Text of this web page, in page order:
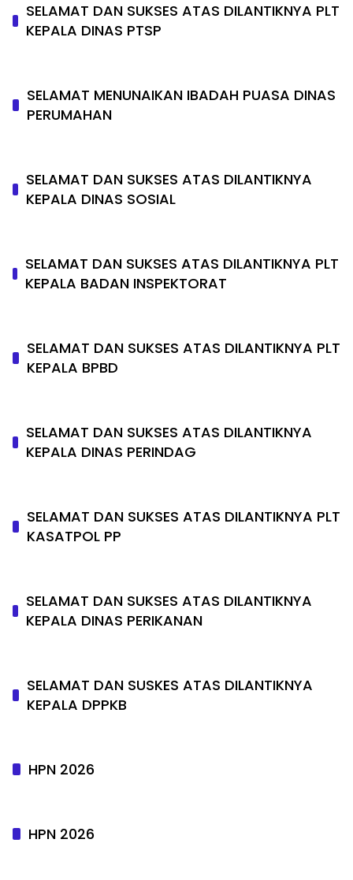
SELAMAT DAN SUKSES ATAS DILANTIKNYA PLT
KEPALA DINAS PTSP
SELAMAT MENUNAIKAN IBADAH PUASA DINAS
PERUMAHAN
SELAMAT DAN SUKSES ATAS DILANTIKNYA
KEPALA DINAS SOSIAL
SELAMAT DAN SUKSES ATAS DILANTIKNYA PLT
KEPALA BADAN INSPEKTORAT
SELAMAT DAN SUKSES ATAS DILANTIKNYA PLT
KEPALA BPBD
SELAMAT DAN SUKSES ATAS DILANTIKNYA
KEPALA DINAS PERINDAG
SELAMAT DAN SUKSES ATAS DILANTIKNYA PLT
KASATPOL PP
SELAMAT DAN SUKSES ATAS DILANTIKNYA
KEPALA DINAS PERIKANAN
SELAMAT DAN SUSKES ATAS DILANTIKNYA
KEPALA DPPKB
HPN 2026
HPN 2026